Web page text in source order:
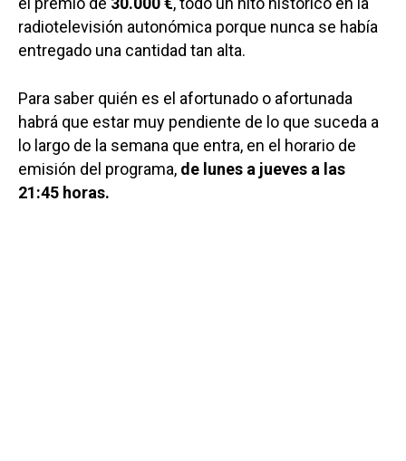
radiotelevisión autonómica porque nunca se había
entregado una cantidad tan alta.
Para saber quién es el afortunado o afortunada
habrá que estar muy pendiente de lo que suceda a
lo largo de la semana que entra, en el horario de
emisión del programa, de lunes a jueves a las
21:45 horas.